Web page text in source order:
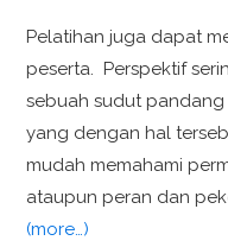
Pelatihan juga dapat
peserta. Perspektif
sebuah sudut
yang dengan hal
mudah memahami
ataupun peran dan
(more…)